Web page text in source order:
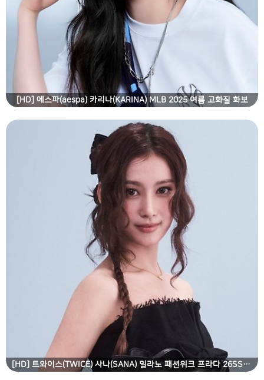
[HD] 에스파(aespa) 카리나(KARINA) MLB 2025 여름 고화질 화보
[HD] 트와이스(TWICE) 사나(SANA) 밀라노 패션위크 프라다 26SS 남성복 패션쇼 고화질 화보